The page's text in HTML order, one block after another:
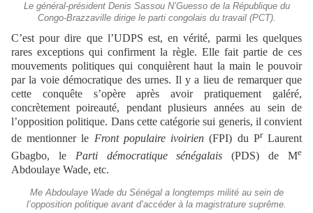
Le général-président Denis Sassou N’Guesso de la République du
Congo-Brazzaville dirige le parti congolais du travail (PCT).
C’est pour dire que l’UDPS est, en vérité, parmi les quelques
rares exceptions qui confirment la règle. Elle fait partie de ces
mouvements politiques qui conquièrent haut la main le pouvoir
par la voie démocratique des urnes. Il y a lieu de remarquer que
cette conquête s’opère après avoir pratiquement galéré,
concrètement poireauté, pendant plusieurs années au sein de
l’opposition politique. Dans cette catégorie sui generis, il convient
de mentionner le Front populaire ivoirien (FPI) du PrLaurent
Gbagbo, le Parti démocratique sénégalais (PDS) de Me
Abdoulaye Wade, etc.
Me Abdoulaye Wade du Sénégal a longtemps milité au sein de
l’opposition politique avant d’accéder à la magistrature suprême.